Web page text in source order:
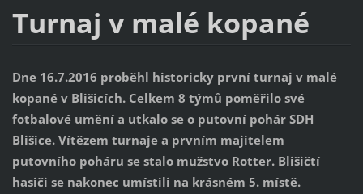
Turnaj v malé kopané
Dne 16.7.2016 proběhl historicky první turnaj v malé
kopané v Blišicích. Celkem 8 týmů poměřilo své
fotbalové umění a utkalo se o putovní pohár SDH
Blišice. Vítězem turnaje a prvním majitelem
putovního poháru se stalo mužstvo Rotter. Blišičtí
hasiči se nakonec umístili na krásném 5. místě.